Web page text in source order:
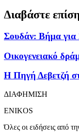
Διαβάστε
Σουδάν: Βήμα για
Οικογενειακό
Η Πηγή Δεβετζή
ΔΙΑΦΗΜΙΣΗ
ENIKOS
Όλες οι ειδήσεις από